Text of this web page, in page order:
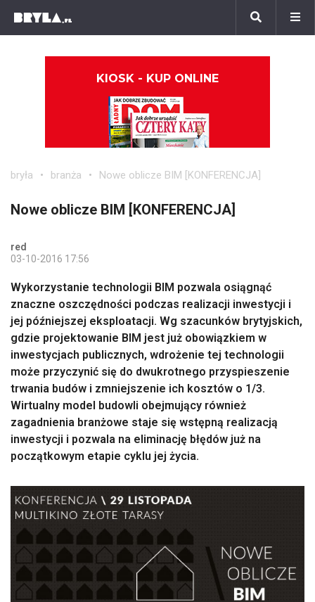
KIOSK - KUP ONLINE
bryła branża Nowe oblicze BIM [KONFERENCJA]
Nowe oblicze BIM [KONFERENCJA]
red
03-10-2016 17:56
Wykorzystanie technologii BIM pozwala osiągnąć
znaczne oszczędności podczas realizacji inwestycji i
jej późniejszej eksploatacji. Wg szacunków brytyjskich,
gdzie projektowanie BIM jest już obowiązkiem w
inwestycjach publicznych, wdrożenie tej technologii
może przyczynić się do dwukrotnego przyspieszenie
trwania budów i zmniejszenie ich kosztów o 1/3.
Wirtualny model budowli obejmujący również
zagadnienia branżowe staje się wstępną realizacją
inwestycji i pozwala na eliminację błędów już na
początkowym etapie cyklu jej życia.